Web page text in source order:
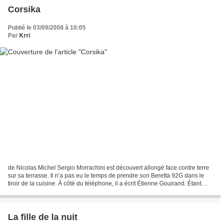
Corsika
Publié le 03/09/2008 à 10:05
Par Krri
de Nicolas Michel Sergio Morrachini est découvert allongé face contre terre
sur sa terrasse. Il n’a pas eu le temps de prendre son Beretta 92G dans le
tiroir de la cuisine. À côté du téléphone, il a écrit Étienne Gouirand. Étant
La fille de la nuit